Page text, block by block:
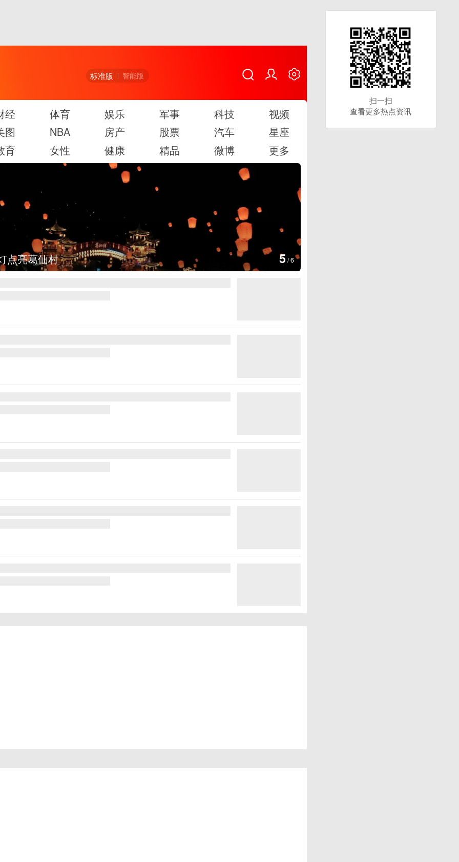
标准版 智能版
经 体育 娱乐 军事 科技
视频
图
NBA 房产 股票 汽车
星座
育
女性 健康 精品 微博 更多
七彩稻田画迎最佳观赏期 6/6
扫一扫
查看更多热点资讯
扫一扫
查看更多热点资讯